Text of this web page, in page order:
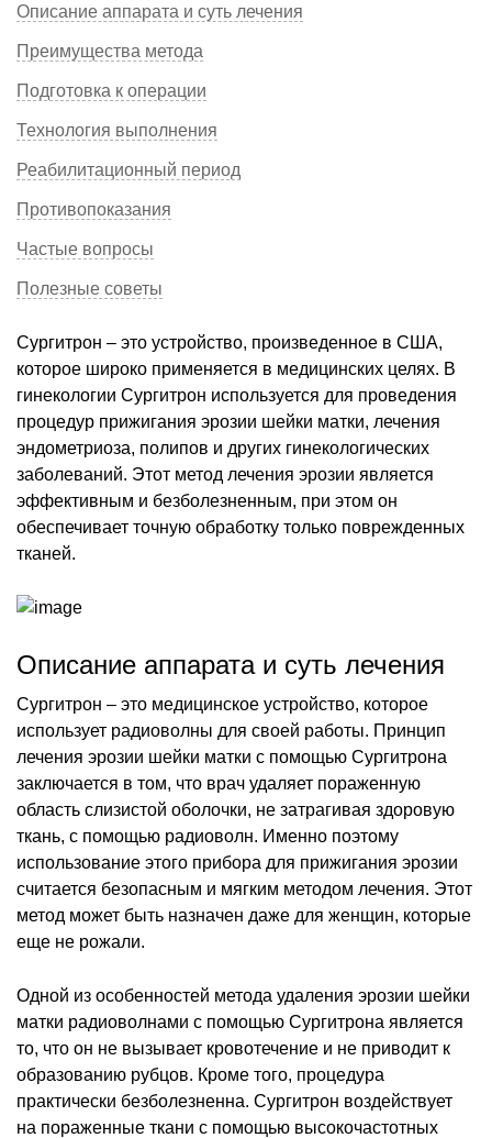
Описание аппарата и суть лечения
Преимущества метода
Подготовка к операции
Технология выполнения
Реабилитационный период
Противопоказания
Частые вопросы
Полезные советы
Сургитрон – это устройство, произведенное в США,
которое широко применяется в медицинских целях. В
гинекологии Сургитрон используется для проведения
процедур прижигания эрозии шейки матки, лечения
эндометриоза, полипов и других гинекологических
заболеваний. Этот метод лечения эрозии является
эффективным и безболезненным, при этом он
обеспечивает точную обработку только поврежденных
тканей.
Описание аппарата и суть лечения
Сургитрон – это медицинское устройство, которое
использует радиоволны для своей работы. Принцип
лечения эрозии шейки матки с помощью Сургитрона
заключается в том, что врач удаляет пораженную
область слизистой оболочки, не затрагивая здоровую
ткань, с помощью радиоволн. Именно поэтому
использование этого прибора для прижигания эрозии
считается безопасным и мягким методом лечения. Этот
метод может быть назначен даже для женщин, которые
еще не рожали.
Одной из особенностей метода удаления эрозии шейки
матки радиоволнами с помощью Сургитрона является
то, что он не вызывает кровотечение и не приводит к
образованию рубцов. Кроме того, процедура
практически безболезненна. Сургитрон воздействует
на пораженные ткани с помощью высокочастотных